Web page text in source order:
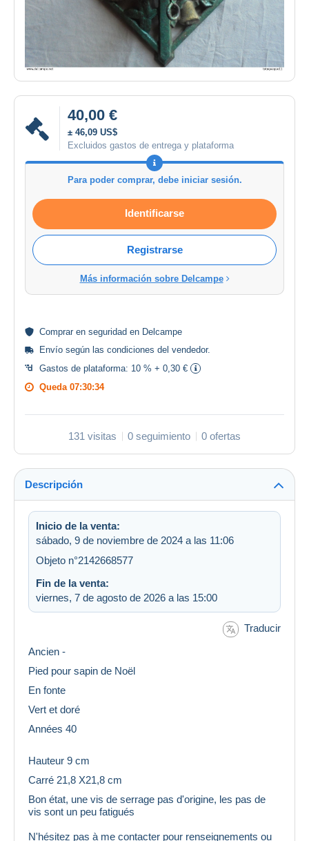
40,00 €
± 46,09 US$
Excluidos gastos de entrega y plataforma
Para poder comprar, debe iniciar sesión.
Identificarse
Registrarse
Más información sobre Delcampe
Comprar en seguridad en Delcampe
Envío según las condiciones del vendedor.
Gastos de plataforma: 10 % + 0,30 €
Queda 07:30:34
131 visitas 0 seguimiento 0 ofertas
Descripción
Inicio de la venta:
sábado, 9 de noviembre de 2024 a las 11:06
Objeto n°2142668577
Fin de la venta:
viernes, 7 de agosto de 2026 a las 15:00
Traducir
Ancien -
Pied pour sapin de Noël
En fonte
Vert et doré
Années 40
Hauteur 9 cm
Carré 21,8 X21,8 cm
Bon état, une vis de serrage pas d'origine, les pas de
vis sont un peu fatigués
N'hésitez pas à me contacter pour renseignements ou